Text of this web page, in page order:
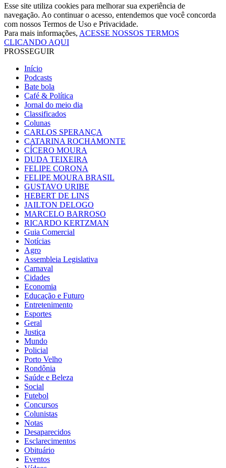
Esse site utiliza cookies para melhorar sua experiência de
navegação. Ao continuar o acesso, entendemos que você concorda
com nossos Termos de Uso e Privacidade.
Para mais informações, ACESSE NOSSOS TERMOS
CLICANDO AQUI
PROSSEGUIR
Início
Podcasts
Bate bola
Café & Política
Jornal do meio dia
Classificados
Colunas
CARLOS SPERANÇA
CATARINA ROCHAMONTE
CÍCERO MOURA
DUDA TEIXEIRA
FELIPE CORONA
FELIPE MOURA BRASIL
GUSTAVO URIBE
HEBERT DE LINS
JAILTON DELOGO
MARCELO BARROSO
RICARDO KERTZMAN
Guia Comercial
Notícias
Agro
Assembleia Legislativa
Carnaval
Cidades
Economia
Educação e Futuro
Entretenimento
Esportes
Geral
Justiça
Mundo
Policial
Porto Velho
Rondônia
Saúde e Beleza
Social
Futebol
Concursos
Colunistas
Notas
Desaparecidos
Esclarecimentos
Obituário
Eventos